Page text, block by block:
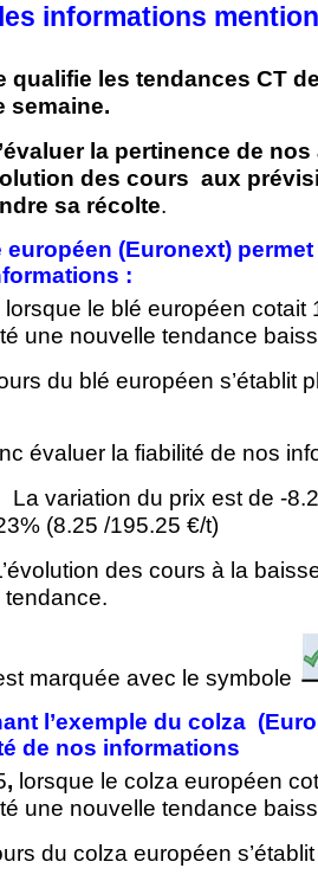
informations
qualifie les tendances CT
semaine.
la pertinence de
des cours aux
sa récolte.
européen (Euronext)
:
lorsque le blé européen cotait
une nouvelle tendance
du blé européen s’établit
évaluer la fiabilité de nos
La variation du prix est de -
(8.25 /195.25 €/t)
des cours à la
tendance.
marquée avec le symbole
l’exemple du colza
de nos informations
, lorsque le colza européen
une nouvelle tendance
du colza européen